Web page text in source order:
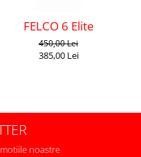
FELCO 6 Elite
450,00 Lei
385,00 Lei
noastre